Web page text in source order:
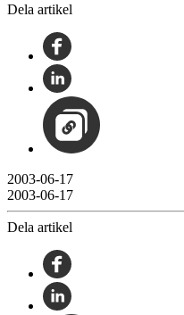
Dela artikel
2003-06-17
2003-06-17
Dela artikel